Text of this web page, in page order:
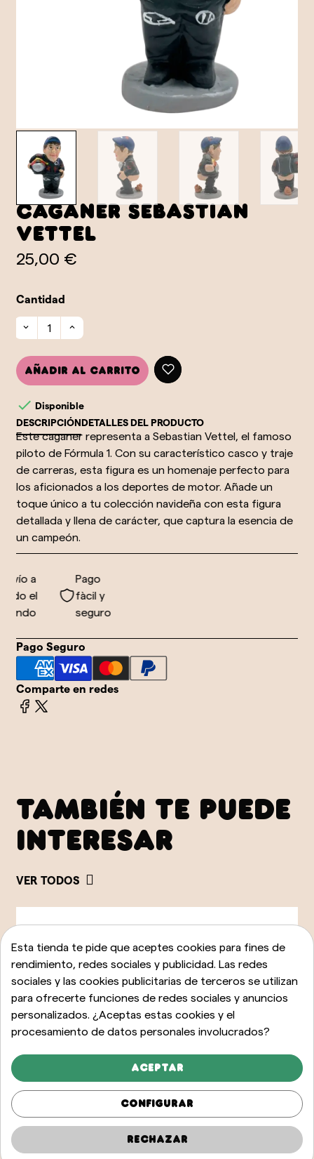
Caganer Sebastian
Vettel
25,00 €
Cantidad
Añadir al carrito
 Disponible
DESCRIPCIÓNDETALLES DEL PRODUCTO
Este caganer representa a Sebastian Vettel, el famoso
piloto de Fórmula 1. Con su característico casco y traje
de carreras, esta figura es un homenaje perfecto para
los aficionados a los deportes de motor. Añade un
toque único a tu colección navideña con esta figura
detallada y llena de carácter, que captura la esencia de
un campeón.
a
el
Pago
fàcil y
seguro
Pago Seguro
Comparte en redes
TAMBIÉN TE PUEDE
INTERESAR
VER TODOS
Esta tienda te pide que aceptes cookies para fines de
rendimiento, redes sociales y publicidad. Las redes
sociales y las cookies publicitarias de terceros se utilizan
para ofrecerte funciones de redes sociales y anuncios
personalizados. ¿Aceptas estas cookies y el
procesamiento de datos personales involucrados?
Aceptar
Configurar
Rechazar